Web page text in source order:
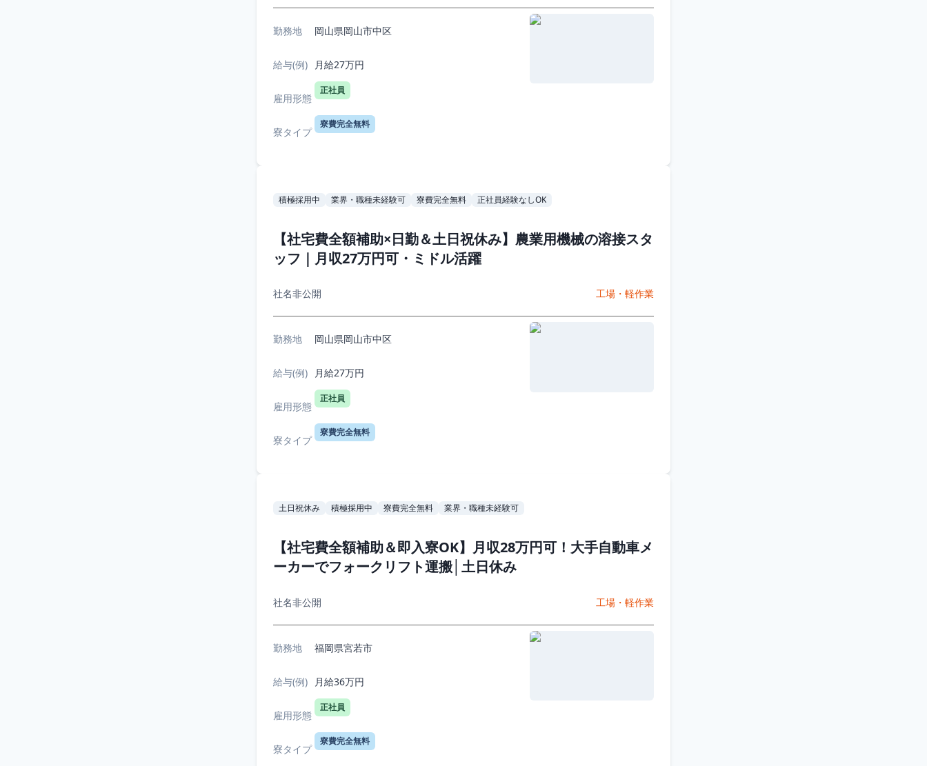
勤務地 岡山県岡山市中区
給与(例) 月給27万円
雇用形態
正社員
寮タイプ
寮費完全無料
積極採用中 業界・職種未経験可 寮費完全無料 正社員経験なしOK
【社宅費全額補助×日勤＆土日祝休み】農業用機械の溶接スタ
ッフ｜月収27万円可・ミドル活躍
社名非公開 工場・軽作業
勤務地 岡山県岡山市中区
給与(例) 月給27万円
雇用形態
正社員
寮タイプ
寮費完全無料
土日祝休み 積極採用中 寮費完全無料 業界・職種未経験可
【社宅費全額補助＆即入寮OK】月収28万円可！大手自動車メ
ーカーでフォークリフト運搬│土日休み
社名非公開 工場・軽作業
勤務地 福岡県宮若市
給与(例) 月給36万円
雇用形態
正社員
寮タイプ
寮費完全無料